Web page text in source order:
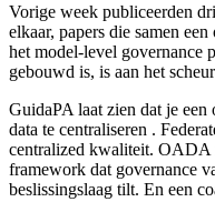
Vorige week publiceerden
elkaar, papers die samen
het model-level governance
gebouwd is, is aan het
GuidaPA laat zien dat je
data te centraliseren .
centralized kwaliteit. OADA
framework dat governance
beslissingslaag tilt. En een